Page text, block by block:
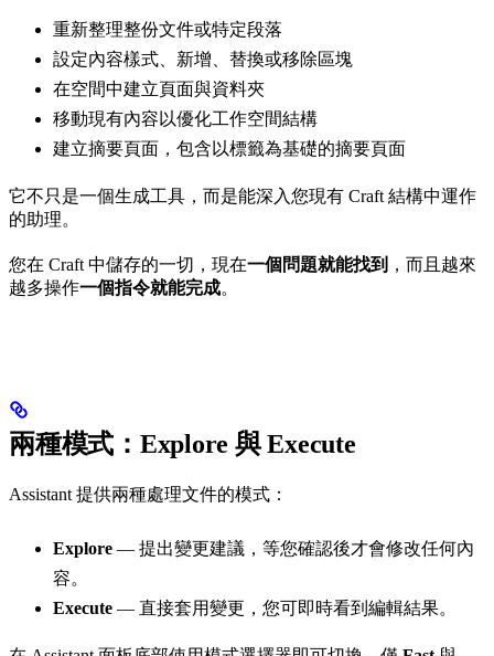
重新整理整份文件或特定段落
設定內容樣式、新增、替換或移除區塊
在空間中建立頁面與資料夾
移動現有內容以優化工作空間結構
建立摘要頁面，包含以標籤為基礎的摘要頁面
它不只是一個生成工具，而是能深入您現有 Craft 結構中運作
的助理。
您在 Craft 中儲存的一切，現在一個問題就能找到 ，而且越來
越多操作一個指令就能完成。
兩種模式：Explore 與 Execute
Assistant 提供兩種處理文件的模式：
Explore — 提出變更建議，等您確認後才會修改任何內
容。
Execute — 直接套用變更，您可即時看到編輯結果。